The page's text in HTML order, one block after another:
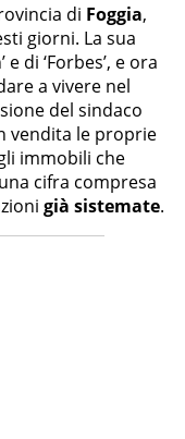
di Foggia,
giorni. La sua
di ‘Forbes’, e ora
a vivere nel
del sindaco
vendita le proprie
immobili che
cifra compresa
già sistemate.